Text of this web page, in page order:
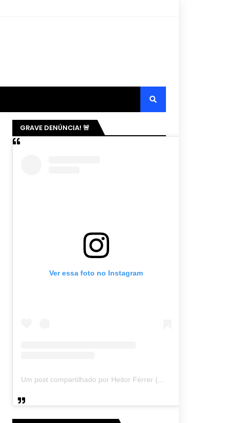
GRAVE DENÚNCIA! 🚨
Ver essa foto no Instagram
Um post compartilhado por Heitor Férrer (@heitor_ferrer77)